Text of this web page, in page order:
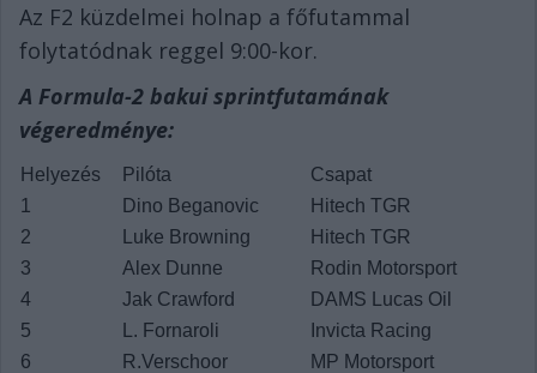
Az F2 küzdelmei holnap a főfutammal
folytatódnak reggel 9:00-kor.
A Formula-2 bakui sprintfutamának
végeredménye:
Helyezés Pilóta
Csapat
1
Dino Beganovic
Hitech TGR
2
Luke Browning
Hitech TGR
3
Alex Dunne
Rodin Motorsport
4
Jak Crawford
DAMS Lucas Oil
5
L. Fornaroli
Invicta Racing
6
R.Verschoor
MP Motorsport